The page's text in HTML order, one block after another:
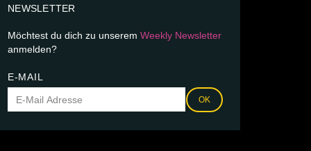
NEWSLETTER
Möchtest du dich zu unserem Weekly Newsletter
anmelden?
E-MAIL
OK